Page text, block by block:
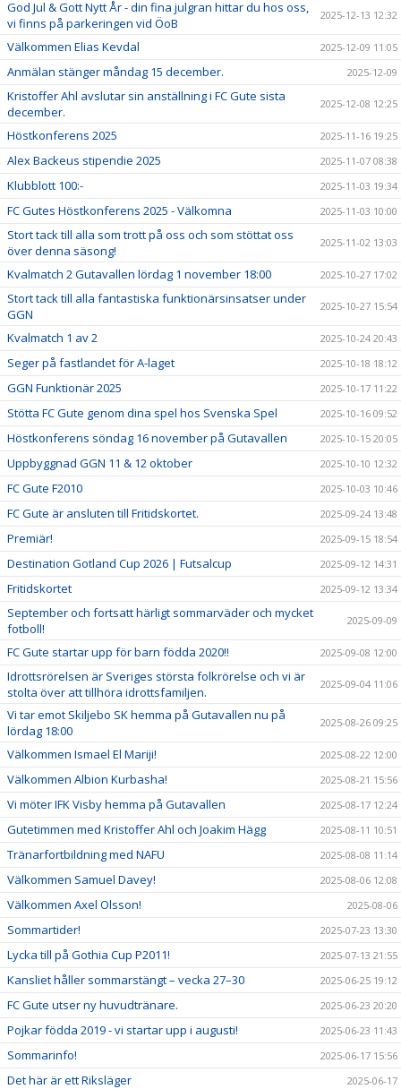
God Jul & Gott Nytt År - din fina julgran hittar du hos oss,
vi finns på parkeringen vid ÖoB
2025-12-13 12:32
Välkommen Elias Kevdal 2025-12-09 11:05
Anmälan stänger måndag 15 december. 2025-12-09
Kristoffer Ahl avslutar sin anställning i FC Gute sista
december.
2025-12-08 12:25
Höstkonferens 2025 2025-11-16 19:25
Alex Backeus stipendie 2025 2025-11-07 08:38
Klubblott 100:- 2025-11-03 19:34
FC Gutes Höstkonferens 2025 - Välkomna 2025-11-03 10:00
Stort tack till alla som trott på oss och som stöttat oss
över denna säsong!
2025-11-02 13:03
Kvalmatch 2 Gutavallen lördag 1 november 18:00 2025-10-27 17:02
Stort tack till alla fantastiska funktionärsinsatser under
GGN
2025-10-27 15:54
Kvalmatch 1 av 2 2025-10-24 20:43
Seger på fastlandet för A-laget 2025-10-18 18:12
GGN Funktionär 2025 2025-10-17 11:22
Stötta FC Gute genom dina spel hos Svenska Spel 2025-10-16 09:52
Höstkonferens söndag 16 november på Gutavallen 2025-10-15 20:05
Uppbyggnad GGN 11 & 12 oktober 2025-10-10 12:32
FC Gute F2010 2025-10-03 10:46
FC Gute är ansluten till Fritidskortet. 2025-09-24 13:48
Premiär! 2025-09-15 18:54
Destination Gotland Cup 2026 | Futsalcup 2025-09-12 14:31
Fritidskortet 2025-09-12 13:34
September och fortsatt härligt sommarväder och mycket
fotboll!
2025-09-09
FC Gute startar upp för barn födda 2020!! 2025-09-08 12:00
Idrottsrörelsen är Sveriges största folkrörelse och vi är
stolta över att tillhöra idrottsfamiljen.
2025-09-04 11:06
Vi tar emot Skiljebo SK hemma på Gutavallen nu på
lördag 18:00
2025-08-26 09:25
Välkommen Ismael El Mariji! 2025-08-22 12:00
Välkommen Albion Kurbasha! 2025-08-21 15:56
Vi möter IFK Visby hemma på Gutavallen 2025-08-17 12:24
Gutetimmen med Kristoffer Ahl och Joakim Hägg 2025-08-11 10:51
Tränarfortbildning med NAFU 2025-08-08 11:14
Välkommen Samuel Davey! 2025-08-06 12:08
Välkommen Axel Olsson! 2025-08-06
Sommartider! 2025-07-23 13:30
Lycka till på Gothia Cup P2011! 2025-07-13 21:55
Kansliet håller sommarstängt – vecka 27–30 2025-06-25 19:12
FC Gute utser ny huvudtränare. 2025-06-23 20:20
Pojkar födda 2019 - vi startar upp i augusti! 2025-06-23 11:43
Sommarinfo! 2025-06-17 15:56
Det här är ett Riksläger 2025-06-17